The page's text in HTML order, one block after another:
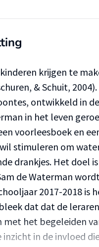
krijgen te
& Schuit,
ontwikkeld in
in het leven
voorleesboek en
stimuleren om
drankjes. Het doel
de Waterman
2017-2018 is
dat dat de
met het begeleiden
in de invloed